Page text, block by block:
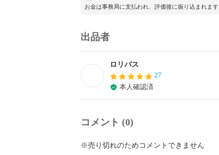
お金は事務局に支払われ、評価後に振り込まれます
出品者
ロリバス
27
本人確認済
コメント (0)
※売り切れのためコメントできません